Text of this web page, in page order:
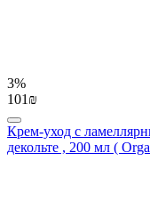
3%
101₪
Крем-уход с
декольте , 200 мл (